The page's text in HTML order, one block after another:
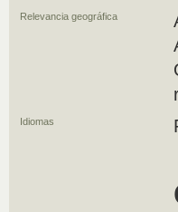
Relevancia geográfica
Idiomas